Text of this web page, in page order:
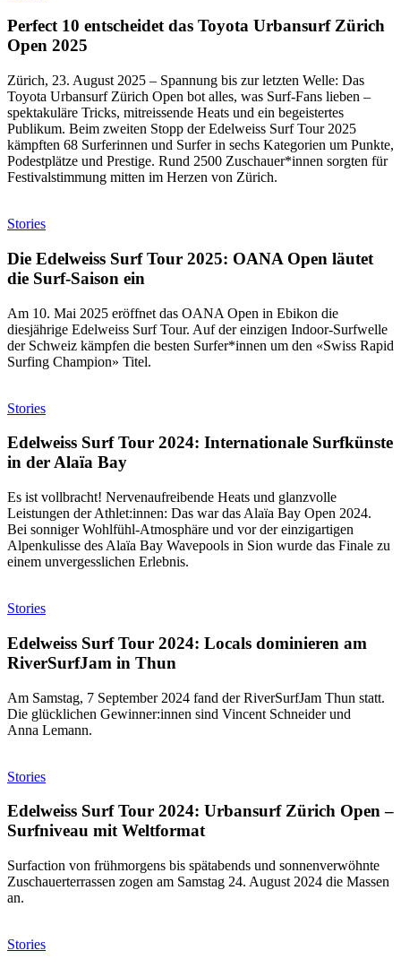
Perfect 10 entscheidet das Toyota Urbansurf Zürich
Open 2025
Zürich, 23. August 2025 – Spannung bis zur letzten Welle: Das
Toyota Urbansurf Zürich Open bot alles, was Surf-Fans lieben –
spektakuläre Tricks, mitreissende Heats und ein begeistertes
Publikum. Beim zweiten Stopp der Edelweiss Surf Tour 2025
kämpften 68 Surferinnen und Surfer in sechs Kategorien um Punkte,
Podestplätze und Prestige. Rund 2500 Zuschauer*innen sorgten für
Festivalstimmung mitten im Herzen von Zürich.
Stories
Die Edelweiss Surf Tour 2025: OANA Open läutet
die Surf-Saison ein
Am 10. Mai 2025 eröffnet das OANA Open in Ebikon die
diesjährige Edelweiss Surf Tour. Auf der einzigen Indoor-Surfwelle
der Schweiz kämpfen die besten Surfer*innen um den «Swiss Rapid
Surfing Champion» Titel.
Stories
Edelweiss Surf Tour 2024: Internationale Surfkünste
in der Alaïa Bay
Es ist vollbracht! Nervenaufreibende Heats und glanzvolle
Leistungen der Athlet:innen: Das war das Alaïa Bay Open 2024.
Bei sonniger Wohlfühl-Atmosphäre und vor der einzigartigen
Alpenkulisse des Alaïa Bay Wavepools in Sion wurde das Finale zu
einem unvergesslichen Erlebnis.
Stories
Edelweiss Surf Tour 2024: Locals dominieren am
RiverSurfJam in Thun
Am Samstag, 7 September 2024 fand der RiverSurfJam Thun statt.
Die glücklichen Gewinner:innen sind Vincent Schneider und
Anna Lemann.
Stories
Edelweiss Surf Tour 2024: Urbansurf Zürich Open –
Surfniveau mit Weltformat
Surfaction von frühmorgens bis spätabends und sonnenverwöhnte
Zuschauerterrassen zogen am Samstag 24. August 2024 die Massen
an.
Stories